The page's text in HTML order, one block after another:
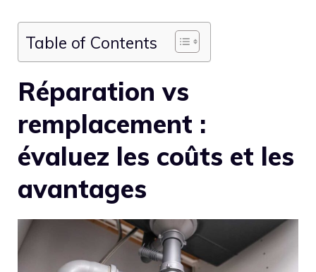
Table of Contents
Réparation vs
remplacement :
évaluez les coûts et les
avantages